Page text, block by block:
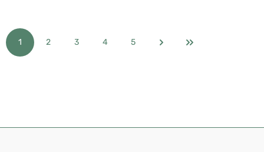
Seite
1 Seite
2 Seite
3 Seite
4 Seite
5